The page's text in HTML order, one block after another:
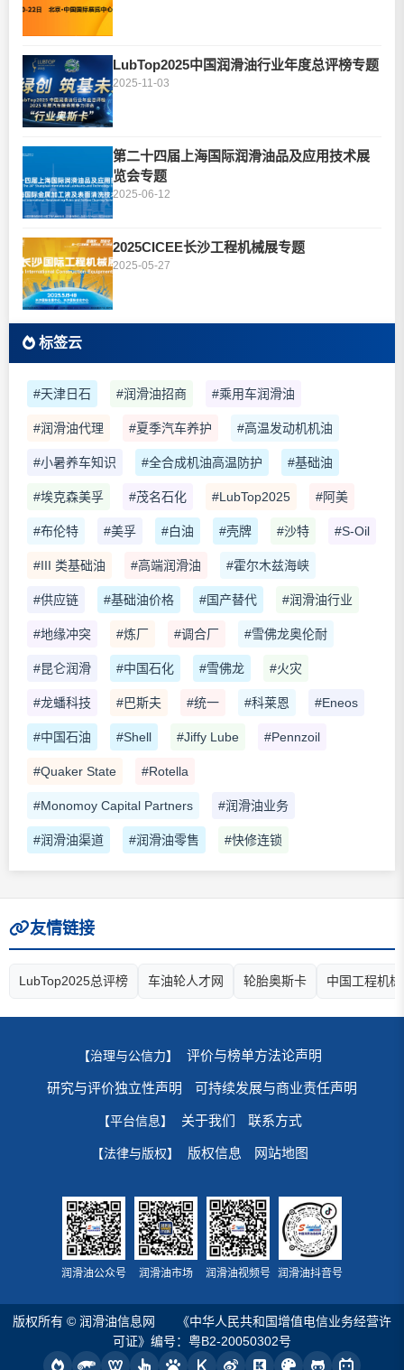
LubTop2025中国润滑油行业年度总评榜专题
2025-11-03
第二十四届上海国际润滑油品及应用技术展
览会专题
2025-06-12
2025CICEE长沙工程机械展专题
2025-05-27
标签云
#天津日石 #润滑油招商 #乘用车润滑油
#润滑油代理 #夏季汽车养护 #高温发动机机油
#小暑养车知识 #全合成机油高温防护 #基础油
#埃克森美孚 #茂名石化 #LubTop2025 #阿美
#布伦特 #美孚 #白油 #壳牌 #沙特 #S-Oil
#III 类基础油 #高端润滑油 #霍尔木兹海峡
#供应链 #基础油价格 #国产替代 #润滑油行业
#地缘冲突 #炼厂 #调合厂 #雪佛龙奥伦耐
#昆仑润滑 #中国石化 #雪佛龙 #火灾
#龙蟠科技 #巴斯夫 #统一 #科莱恩 #Eneos
#中国石油 #Shell #Jiffy Lube #Pennzoil
#Quaker State #Rotella
#Monomoy Capital Partners #润滑油业务
#润滑油渠道 #润滑油零售 #快修连锁
友情链接
LubTop2025总评榜 车油轮人才网 轮胎奥斯卡 中国工程机
【治理与公信力】 评价与榜单方法论声明
研究与评价独立性声明 可持续发展与商业责任声明
【平台信息】 关于我们 联系方式
【法律与版权】 版权信息 网站地图
润滑油公众号 润滑油市场 润滑油视频号 润滑油抖音号
版权所有 © 润滑油信息网
《中华人民共和国增值电信业务经营许
可证》编号：粤B2-20050302号